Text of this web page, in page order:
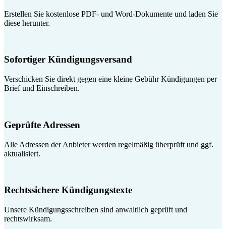
Erstellen Sie kostenlose PDF- und Word-Dokumente und laden Sie
diese herunter.
Sofortiger Kündigungsversand
Verschicken Sie direkt gegen eine kleine Gebühr Kündigungen per
Brief und Einschreiben.
Geprüfte Adressen
Alle Adressen der Anbieter werden regelmäßig überprüft und ggf.
aktualisiert.
Rechtssichere Kündigungstexte
Unsere Kündigungsschreiben sind anwaltlich geprüft und
rechtswirksam.